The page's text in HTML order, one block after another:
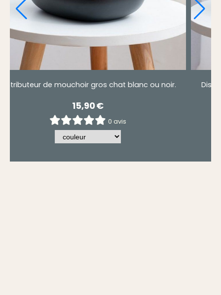
ou noir. Distributeur de mouchoir gros chat blanc